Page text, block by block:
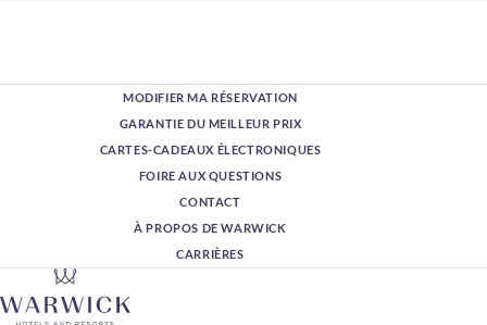
MODIFIER MA RÉSERVATION
GARANTIE DU MEILLEUR PRIX
CARTES-CADEAUX ÉLECTRONIQUES
FOIRE AUX QUESTIONS
CONTACT
À PROPOS DE WARWICK
CARRIÈRES